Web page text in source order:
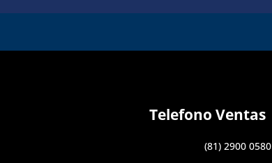
Telefono Ventas
(81) 2900 0580